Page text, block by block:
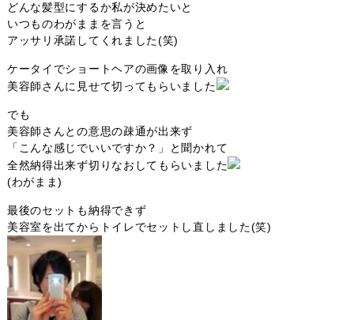
どんな髪型にするか私が決めたいと
いつものわがままを言うと
アッサリ承諾してくれました(笑)
ケータイでショートヘアの画像を取り入れ
美容師さんに見せて切ってもらいました
でも
美容師さんとの意思の疎通が出来ず
「こんな感じでいいですか？」と聞かれて
全然納得出来ず切りなおしてもらいました
(わがまま)
最後のセットも納得できず
美容室を出てからトイレでセットし直しました(笑)